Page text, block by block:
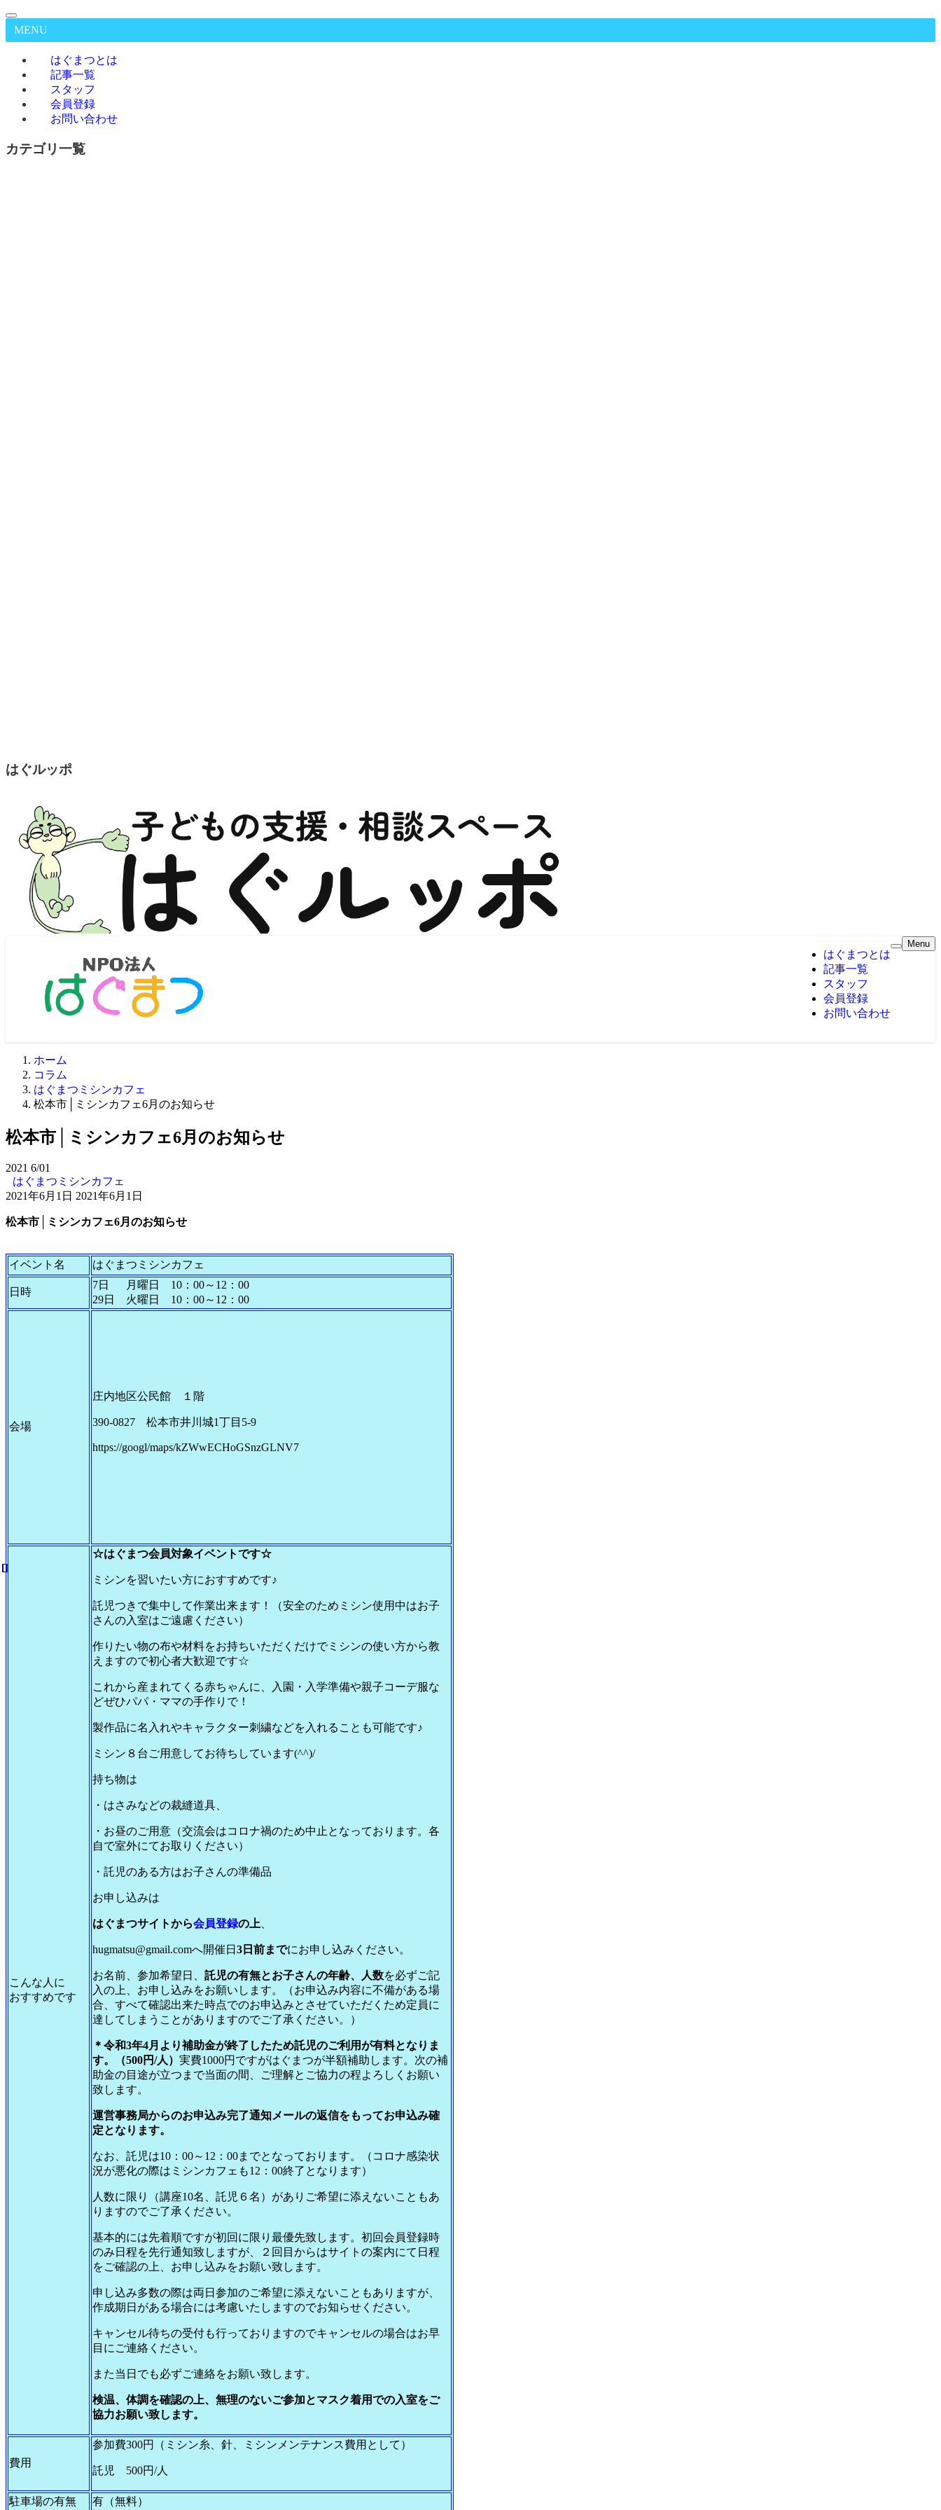
MENU
はぐまつとは
記事一覧
スタッフ
会員登録
お問い合わせ
カテゴリ一覧
はぐルッポ
はぐまつとは
記事一覧
スタッフ
会員登録
お問い合わせ
Menu
ホーム
コラム
はぐまつミシンカフェ
松本市│ミシンカフェ6月のお知らせ
松本市│ミシンカフェ6月のお知らせ
2021 6/01
はぐまつミシンカフェ
2021年6月1日 2021年6月1日
松本市│ミシンカフェ6月のお知らせ
イベント名 はぐまつミシンカフェ
日時
7日 月曜日 10：00～12：00
29日 火曜日 10：00～12：00
会場
庄内地区公民館 １階
390-0827 松本市井川城1丁目5-9
https://googl/maps/kZWwECHoGSnzGLNV7
こんな人に
おすすめです
☆はぐまつ会員対象イベントです☆
ミシンを習いたい方におすすめです♪
託児つきで集中して作業出来ます！（安全のためミシン使用中はお子
さんの入室はご遠慮ください）
作りたい物の布や材料をお持ちいただくだけでミシンの使い方から教
えますので初心者大歓迎です☆
これから産まれてくる赤ちゃんに、入園・入学準備や親子コーデ服な
どぜひパパ・ママの手作りで！
製作品に名入れやキャラクター刺繍などを入れることも可能です♪
ミシン８台ご用意してお待ちしています(^^)/
持ち物は
・はさみなどの裁縫道具、
・お昼のご用意（交流会はコロナ禍のため中止となっております。各
自で室外にてお取りください）
・託児のある方はお子さんの準備品
お申し込みは
はぐまつサイトから会員登録の上、
hugmatsu@gmail.comへ開催日 3日前までにお申し込みください。
お名前、参加希望日、 託児の有無とお子さんの年齢、人数を必ずご記
入の上、お申し込みをお願いします。（お申込み内容に不備がある場
合、すべて確認出来た時点でのお申込みとさせていただくため定員に
達してしまうことがありますのでご了承ください。）
＊令和3年4月より補助金が終了したため託児のご利用が有料となりま
す。（500円/人） 実費1000円ですがはぐまつが半額補助します。次の補
助金の目途が立つまで当面の間、ご理解とご協力の程よろしくお願い
致します。
運営事務局からのお申込み完了通知メールの返信をもってお申込み確
定となります。
なお、託児は10：00～12：00までとなっております。（コロナ感染状
況が悪化の際はミシンカフェも12：00終了となります）
人数に限り（講座10名、託児６名）がありご希望に添えないこともあ
りますのでご了承ください。
基本的には先着順ですが初回に限り最優先致します。初回会員登録時
のみ日程を先行通知致しますが、２回目からはサイトの案内にて日程
をご確認の上、お申し込みをお願い致します。
申し込み多数の際は両日参加のご希望に添えないこともありますが、
作成期日がある場合には考慮いたしますのでお知らせください。
キャンセル待ちの受付も行っておりますのでキャンセルの場合はお早
目にご連絡ください。
また当日でも必ずご連絡をお願い致します。
検温、体調を確認の上、無理のないご参加とマスク着用での入室をご
協力お願い致します。
費用
参加費300円（ミシン糸、針、ミシンメンテナンス費用として）
託児 500円/人
駐車場の有無 有（無料）